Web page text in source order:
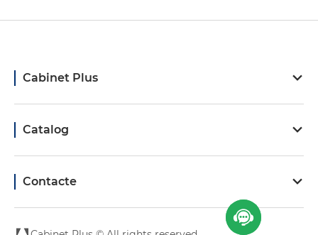
Cabinet Plus
Catalog
Contacte